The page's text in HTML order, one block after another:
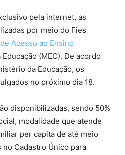
pela internet, as
por meio do Fies
Acesso ao Ensino
(MEC). De acordo
da Educação, os
no próximo dia 18.
disponibilizadas, sendo 50%
modalidade que atende
per capita de até meio
Cadastro Único para